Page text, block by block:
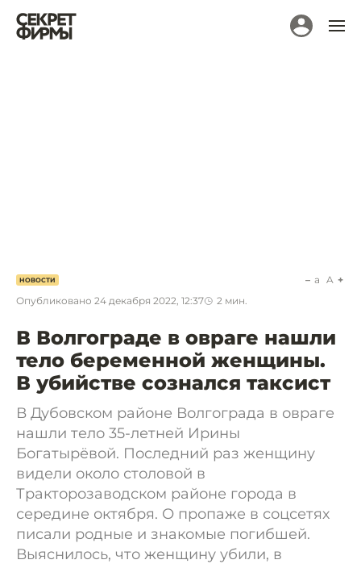
НОВОСТИ
Опубликовано 24 декабря 2022, 12:37 2 мин.
a A
В Волгограде в овраге нашли
тело беременной женщины.
В убийстве сознался таксист
В Дубовском районе Волгограда в овраге
нашли тело 35-летней Ирины
Богатырёвой. Последний раз женщину
видели около столовой в
Тракторозаводском районе города в
середине октября. О пропаже в соцсетях
писали родные и знакомые погибшей.
Выяснилось, что женщину убили, в